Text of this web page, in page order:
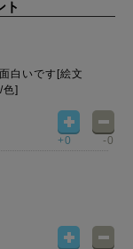
ト
白いです[絵文
]
+0 -0